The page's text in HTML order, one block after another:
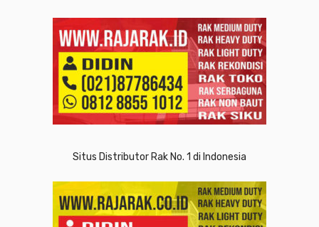
Situs Distributor Rak No. 1 di Indonesia